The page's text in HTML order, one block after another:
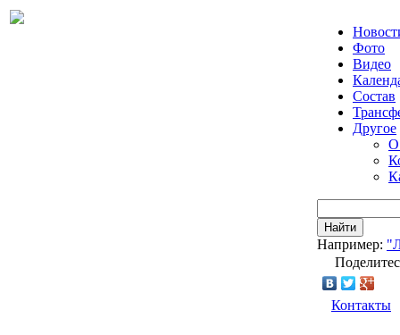
Фото
Видео
Состав
Другое
О
Найти
Например:
Контакты